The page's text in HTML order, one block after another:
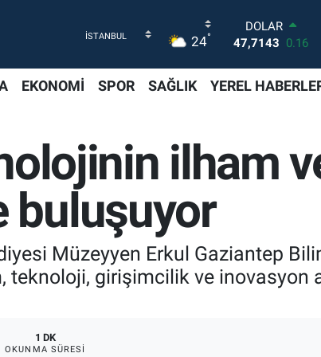
24°
DOLAR
47,7143 0.16
STERLİN
BİST100
13.799
70
EKONOMİ SPOR SAĞLIK YEREL
ilham
buluşuyor
Müzeyyen Erkul Gaziantep
teknoloji, girişimcilik ve inovasyon
1 DK
OKUNMA SÜRESI